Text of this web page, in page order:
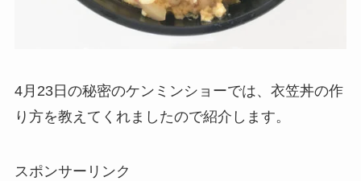
4月23日の秘密のケンミンショーでは、衣笠丼の作
り方を教えてくれましたので紹介します。
スポンサーリンク